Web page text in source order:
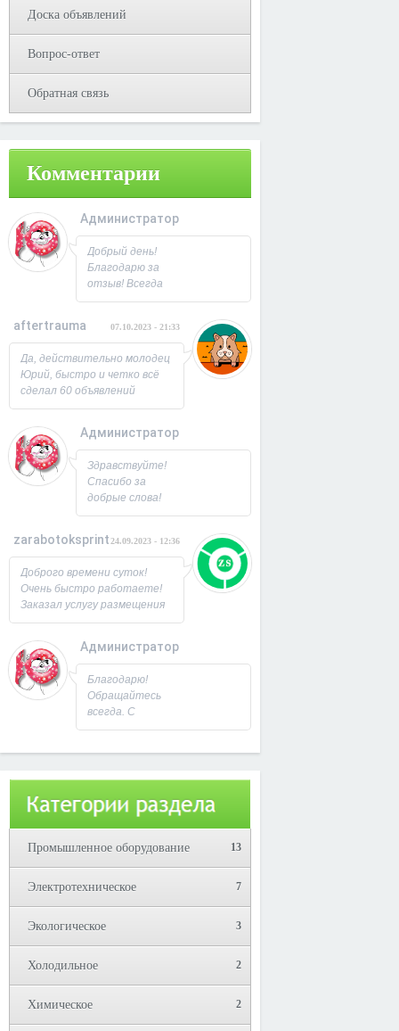
Доска объявлений
Вопрос-ответ
Обратная связь
Комментарии
Администратор
08.10.2023 - 09:31
Добрый день!
Благодарю за
отзыв! Всегда
рад
С Уважением,
aftertrauma 07.10.2023 - 21:33
Да, действительно молодец
Юрий, быстро и четко всё
сделал 60 объявлений
разместил, всё работает,
страницы выросла в 2 раза
спасибо! Буду ещё
заказывать, советую!
Администратор
26.09.2023 - 07:33
Здравствуйте!
Спасибо за
добрые слова!
Всегда рад
пользователям.
просим!
Заходите ещё. С
Уважением,
Юрий!
zarabotoksprint 24.09.2023 - 12:36
Доброго времени суток!
Очень быстро работаете!
Заказал услугу размещения
объявления на 60 досок, за
исполнили! Большое
спасибо!
Администратор
22.09.2023 - 09:19
Благодарю!
Обращайтесь
всегда. С
Уважением,
Промышленное оборудование 13
Электротехническое 7
Экологическое 3
Холодильное 2
Химическое 2